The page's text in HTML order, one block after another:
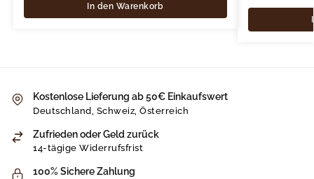
In den Warenkorb
Kostenlose Lieferung ab 50€ Einkaufswert
Deutschland, Schweiz, Österreich
Zufrieden oder Geld zurück
14-tägige Widerrufsfrist
100% Sichere Zahlung